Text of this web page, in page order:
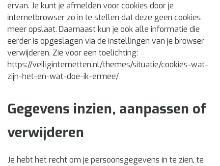
ervan. Je kunt je afmelden voor cookies door je
internetbrowser zo in te stellen dat deze geen cookies
meer opslaat. Daarnaast kun je ook alle informatie die
eerder is opgeslagen via de instellingen van je browser
verwijderen. Zie voor een toelichting:
https://veiliginternetten.nl/themes/situatie/cookies-wat-
zijn-het-en-wat-doe-ik-ermee/
Gegevens inzien, aanpassen of
verwijderen
Je hebt het recht om je persoonsgegevens in te zien, te